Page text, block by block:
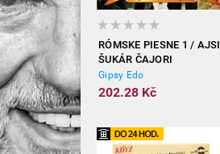
RÓMSKE PIESNE 1 / AJSI
ŠUKÁR ČAJORI
Gipsy Edo
202.28 Kč